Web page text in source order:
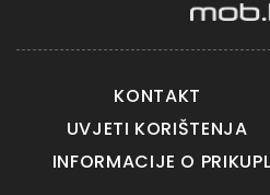
KONTAKT
UVJETI KORIŠTENJA
INFORMACIJE O